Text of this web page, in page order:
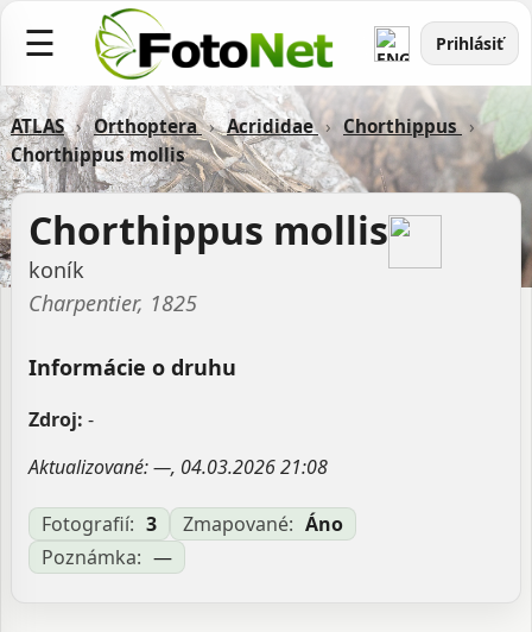
☰ Prihlásiť
ATLAS › Orthoptera › Acrididae › Chorthippus ›
Chorthippus mollis
Chorthippus mollis
koník
Charpentier, 1825
Informácie o druhu
Zdroj: -
Aktualizované: —, 04.03.2026 21:08
Fotografií: 3 Zmapované: Áno
Poznámka: —